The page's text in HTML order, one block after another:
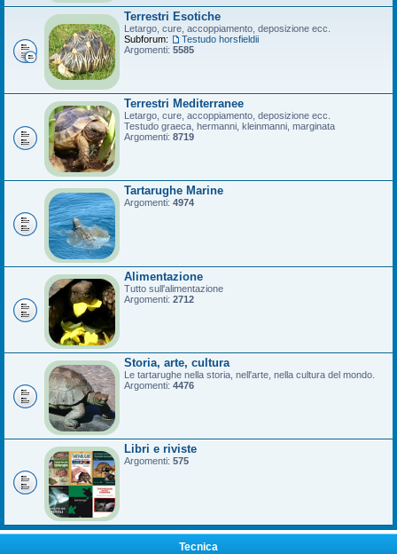
Terrestri Esotiche
Letargo, cure, accoppiamento, deposizione ecc.
Subforum:
Testudo horsfieldii
Argomenti: 5585
Terrestri Mediterranee
Letargo, cure, accoppiamento, deposizione ecc.
Testudo graeca, hermanni, kleinmanni, marginata
Argomenti: 8719
Tartarughe Marine
Argomenti: 4974
Alimentazione
Tutto sull'alimentazione
Argomenti: 2712
Storia, arte, cultura
Le tartarughe nella storia, nell'arte, nella cultura del mondo.
Argomenti: 4476
Libri e riviste
Argomenti: 575
Tecnica